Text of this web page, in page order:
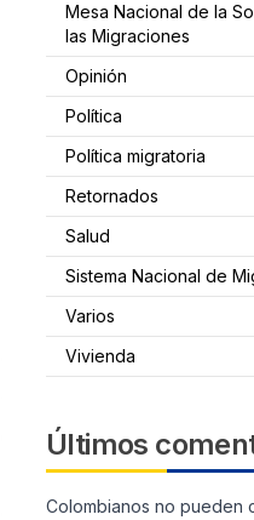
Mesa Nacional de la
las Migraciones
Opinión
Política
Política migratoria
Retornados
Salud
Sistema Nacional de
Varios
Vivienda
Últimos
Colombianos no pueden